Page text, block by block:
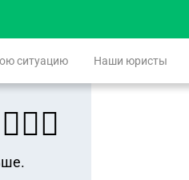
ситуацию Наши юристы